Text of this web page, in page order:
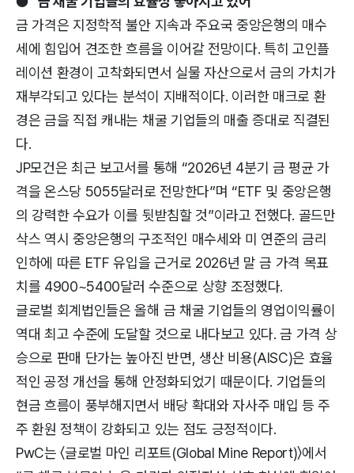
금 가격은 지정학적 불안 지속과 주요국 중앙은행의 매수
세에 힘입어 견조한 흐름을 이어갈 전망이다. 특히 고인플
레이션 환경이 고착화되면서 실물 자산으로서 금의 가치가
재부각되고 있다는 분석이 지배적이다. 이러한 매크로 환
경은 금을 직접 캐내는 채굴 기업들의 매출 증대로 직결된
다.
JP모건은 최근 보고서를 통해 “2026년 4분기 금 평균 가
격을 온스당 5055달러로 전망한다”며 “ETF 및 중앙은행
의 강력한 수요가 이를 뒷받침할 것”이라고 전했다. 골드만
삭스 역시 중앙은행의 구조적인 매수세와 미 연준의 금리
인하에 따른 ETF 유입을 근거로 2026년 말 금 가격 목표
치를 4900~5400달러 수준으로 상향 조정했다.
글로벌 회계법인들은 올해 금 채굴 기업들의 영업이익률이
역대 최고 수준에 도달할 것으로 내다보고 있다. 금 가격 상
승으로 판매 단가는 높아진 반면, 생산 비용(AISC)은 효율
적인 공정 개선을 통해 안정화되었기 때문이다. 기업들의
현금 흐름이 풍부해지면서 배당 확대와 자사주 매입 등 주
주 환원 정책이 강화되고 있는 점도 긍정적이다.
PwC는 〈글로벌 마인 리포트(Global Mine Report)〉에서